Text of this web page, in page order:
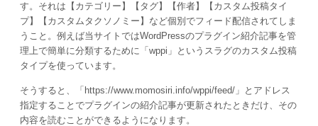
す。それは【カテゴリー】【タグ】【作者】【カスタム投稿タイ
プ】【カスタムタクソノミー】など個別でフィード配信されてしま
うこと。例えば当サイトではWordPressのプラグイン紹介記事を管
理上で簡単に分類するために「wppi」というスラグのカスタム投稿
タイプを使っています。
そうすると、「https://www.momosiri.info/wppi/feed/」とアドレス
指定することでプラグインの紹介記事が更新されたときだけ、その
内容を読むことができるようになります。